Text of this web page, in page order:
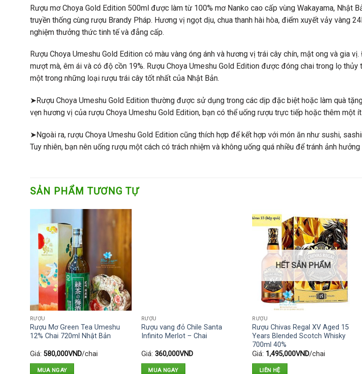
Rượu mơ Choya Gold Edition 500ml được làm từ 100% mơ Nanko cao cấp vùng Wakayama, Nhật
truyền thống cùng rượu Brandy Pháp. Hương vị ngọt dịu, chua thanh hài hòa, điểm xuyết vảy vàng
nghiệm thưởng thức tinh tế và đẳng cấp.
Rượu Choya Umeshu Gold Edition có màu vàng óng ánh và hương vị trái cây chín, mật ong và gia
mượt mà, êm ái và có độ cồn 19%. Rượu Choya Umeshu Gold Edition được đóng chai trong lọ
một trong những loại rượu trái cây tốt nhất của Nhật Bản.
➤Rượu Choya Umeshu Gold Edition thường được sử dụng trong các dịp đặc biệt hoặc làm quà
vẹn hương vị của rượu Choya Umeshu Gold Edition, bạn có thể uống rượu trực tiếp hoặc thêm một
➤Ngoài ra, rượu Choya Umeshu Gold Edition cũng thích hợp để kết hợp với món ăn như sushi,
Tuy nhiên, bạn nên uống rượu một cách có trách nhiệm và không uống quá nhiều để tránh ảnh
SẢN PHẨM TƯƠNG TỰ
RƯỢU
Rượu Mơ Green Tea Umeshu
12% Chai 720ml Nhật Bản
Giá: 580,000VND/chai
MUA NGAY
RƯỢU
Rượu vang đỏ Chile Santa
Infinito Merlot – Chai
Giá: 360,000VND
MUA NGAY
HẾT SẢN PHẨM
RƯỢU
Rượu Chivas Regal XV Aged 15
Years Blended Scotch Whisky
700ml 40%
Giá: 1,495,000VND/chai
LIÊN HỆ